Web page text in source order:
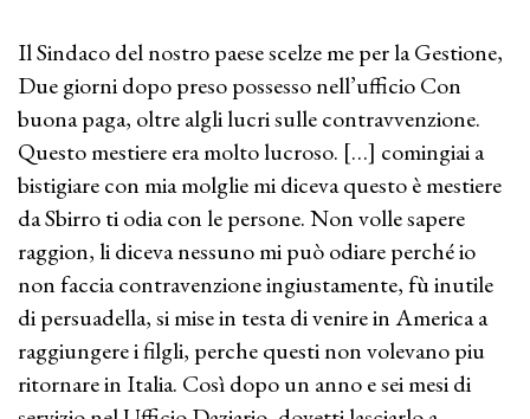
Il Sindaco del nostro paese scelze me per la Gestione,
Due giorni dopo preso possesso nell’ufficio Con
buona paga, oltre algli lucri sulle contravvenzione.
Questo mestiere era molto lucroso. […] comingiai a
bistigiare con mia molglie mi diceva questo è mestiere
da Sbirro ti odia con le persone. Non volle sapere
raggion, li diceva nessuno mi può odiare perché io
non faccia contravenzione ingiustamente, fù inutile
di persuadella, si mise in testa di venire in America a
raggiungere i filgli, perche questi non volevano piu
ritornare in Italia. Così dopo un anno e sei mesi di